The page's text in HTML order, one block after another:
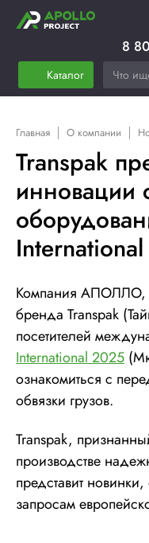
Каталог
8
Главная О компании
Transpak
инновации
Компания АПОЛЛО,
бренда Transpak
посетителей
International 2025
ознакомиться с
обвязки грузов.
Transpak,
производстве
представит
запросам